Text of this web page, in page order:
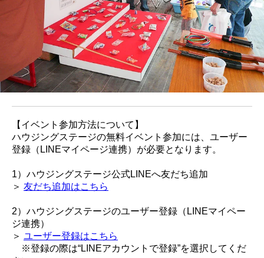
【イベント参加方法について】
ハウジングステージの無料イベント参加には、ユーザー
登録（LINEマイページ連携）が必要となります。
1）ハウジングステージ公式LINEへ友だち追加
＞ 友だち追加はこちら
2）ハウジングステージのユーザー登録（LINEマイペー
ジ連携）
＞ ユーザー登録はこちら
※登録の際は“LINEアカウントで登録”を選択してくだ